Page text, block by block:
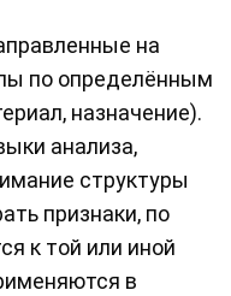
на
по определённым
назначение).
анализа,
структуры
признаки, по
к той или иной
в